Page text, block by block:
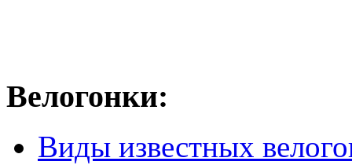
Велогонки:
Виды известных